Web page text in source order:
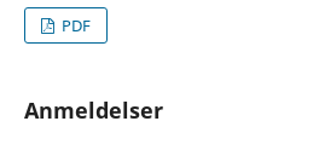
PDF
Anmeldelser